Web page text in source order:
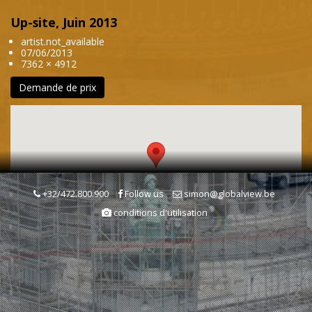
Up-site, Juin 2013
artist.not_available
07/06/2013
7362 × 4912
Demande de prix
Mots clés
Tour Monument
Monuments & Sites Historiques
Chantier de bâtiment
Bâtiment et travaux publics
+32/472.800.900 Follow us
simon@globalview.be
conditions d'utilisation